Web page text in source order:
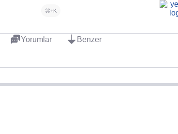
⌘+K
Yorumlar Benzer